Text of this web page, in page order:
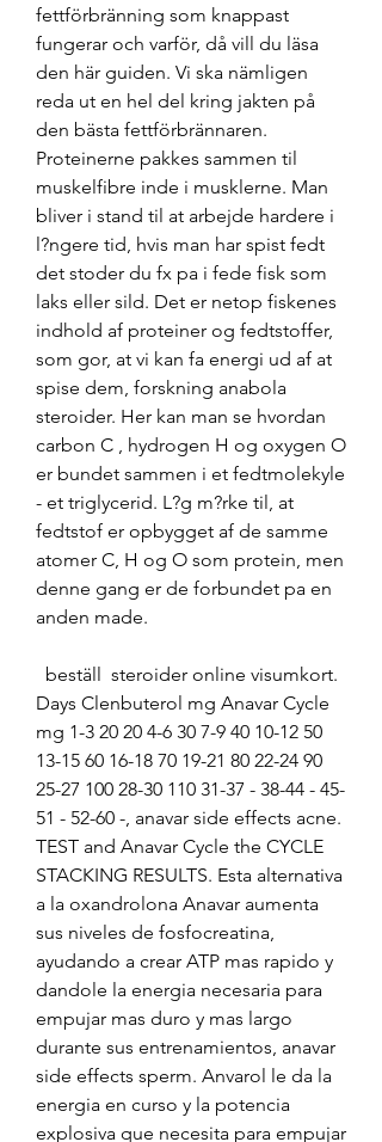
fettförbränning som knappast
fungerar och varför, då vill du läsa
den här guiden. Vi ska nämligen
reda ut en hel del kring jakten på
den bästa fettförbrännaren.
Proteinerne pakkes sammen til
muskelfibre inde i musklerne. Man
bliver i stand til at arbejde hardere i
l?ngere tid, hvis man har spist fedt
det stoder du fx pa i fede fisk som
laks eller sild. Det er netop fiskenes
indhold af proteiner og fedtstoffer,
som gor, at vi kan fa energi ud af at
spise dem, forskning anabola
steroider. Her kan man se hvordan
carbon C , hydrogen H og oxygen O
er bundet sammen i et fedtmolekyle
- et triglycerid. L?g m?rke til, at
fedtstof er opbygget af de samme
atomer C, H og O som protein, men
denne gang er de forbundet pa en
anden made.
  beställ  steroider online visumkort.
Days Clenbuterol mg Anavar Cycle
mg 1-3 20 20 4-6 30 7-9 40 10-12 50
13-15 60 16-18 70 19-21 80 22-24 90
25-27 100 28-30 110 31-37 - 38-44 - 45-
51 - 52-60 -, anavar side effects acne.
TEST and Anavar Cycle the CYCLE
STACKING RESULTS. Esta alternativa
a la oxandrolona Anavar aumenta
sus niveles de fosfocreatina,
ayudando a crear ATP mas rapido y
dandole la energia necesaria para
empujar mas duro y mas largo
durante sus entrenamientos, anavar
side effects sperm. Anvarol le da la
energia en curso y la potencia
explosiva que necesita para empujar